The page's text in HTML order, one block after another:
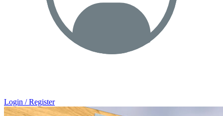
Login / Register